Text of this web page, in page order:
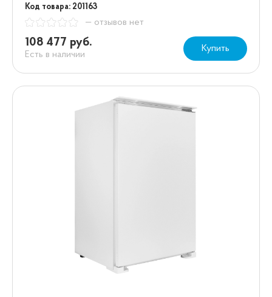
Код товара: 201163
— отзывов нет
108 477 руб.
Есть в наличии
Купить